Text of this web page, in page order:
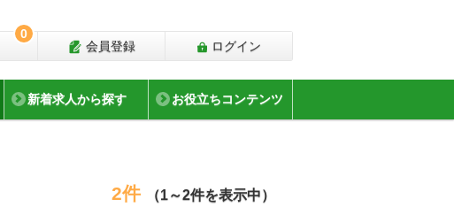
ログイン
会員登録
0
新着求人から探す お役立ちコンテンツ
2件 （1～2件を表示中）